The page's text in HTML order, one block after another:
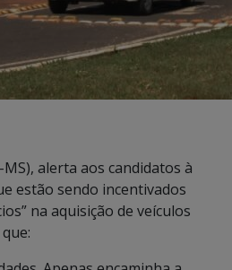
alerta aos candidatos à
estão sendo incentivados
na aquisição de veículos